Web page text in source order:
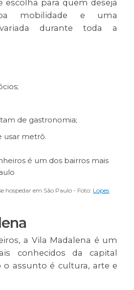
escolha para quem deseja
mobilidade e uma
durante toda a
de gastronomia;
usar metrô.
hospedar em São Paulo - Foto: Lopes
a Vila Madalena é um
conhecidos da capital
o assunto é cultura, arte e